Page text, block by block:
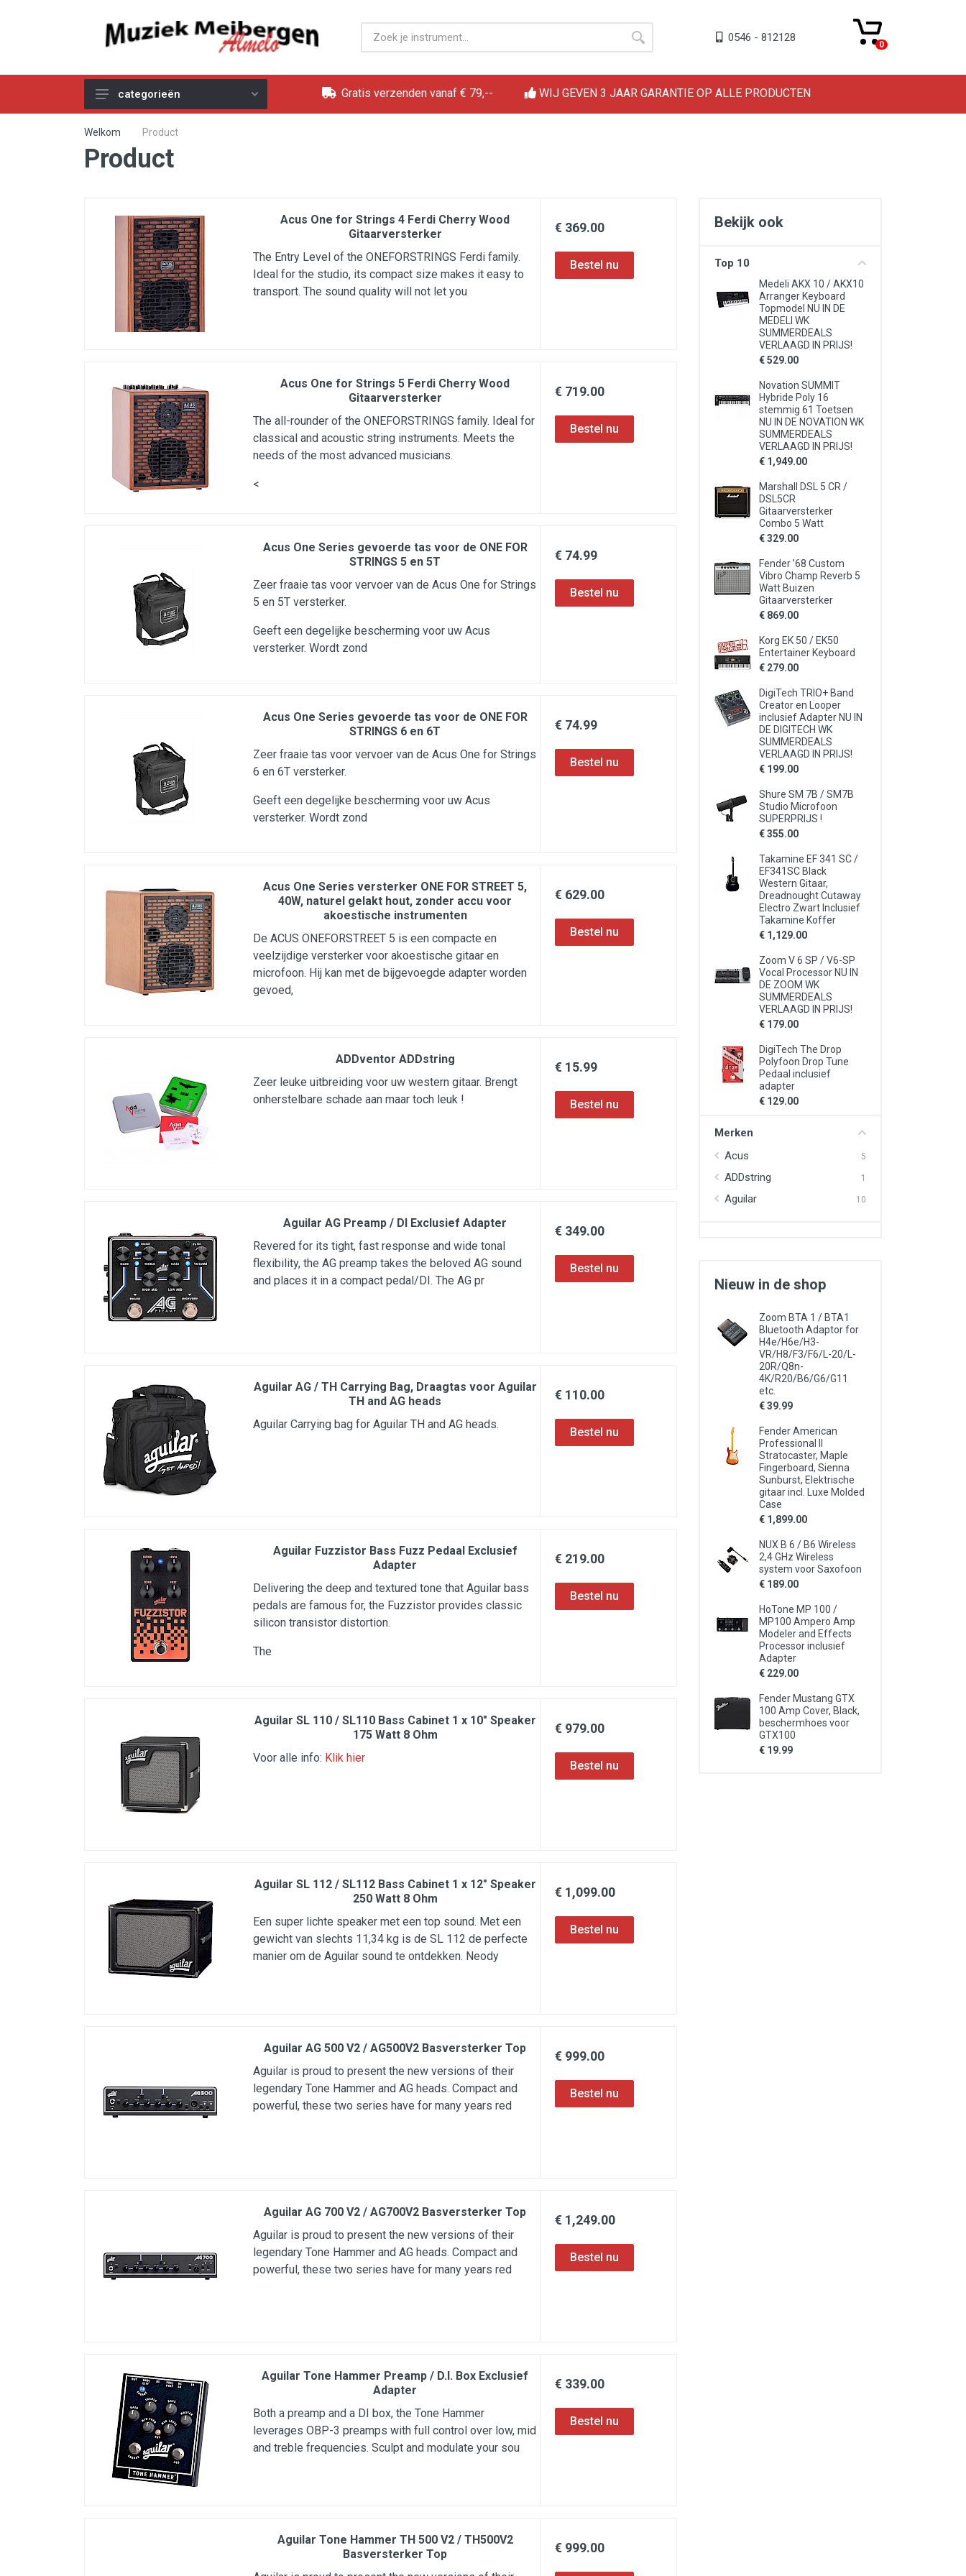
0546 - 812128
0
Akoestische Gitaren
Elektrische & Basgitaren
Toetsinstrumenten
Pro Audio
Snaren
Microfoons
Drums & Percussie
DJ gear
Blaasinstrumenten
Algemeen & Overig
OPRUIMING VOT MET DEN
categorieën Gratis verzenden vanaf € 79,-- WIJ GEVEN 3 JAAR GARANTIE OP ALLE PRODUCTEN
Welkom Product
Product
Acus One for Strings 4 Ferdi Cherry Wood
Gitaarversterker
The Entry Level of the ONEFORSTRINGS Ferdi family.
Ideal for the studio, its compact size makes it easy to
transport. The sound quality will not let you
€ 369.00
Acus One for Strings 5 Ferdi Cherry Wood
Gitaarversterker
The all-rounder of the ONEFORSTRINGS family. Ideal for
classical and acoustic string instruments. Meets the
needs of the most advanced musicians.
<
€ 719.00
Acus One Series gevoerde tas voor de ONE FOR
STRINGS 5 en 5T
Zeer fraaie tas voor vervoer van de Acus One for Strings
5 en 5T versterker.
Geeft een degelijke bescherming voor uw Acus
versterker. Wordt zond
€ 74.99
Acus One Series gevoerde tas voor de ONE FOR
STRINGS 6 en 6T
Zeer fraaie tas voor vervoer van de Acus One for Strings
6 en 6T versterker.
Geeft een degelijke bescherming voor uw Acus
versterker. Wordt zond
€ 74.99
Acus One Series versterker ONE FOR STREET 5,
40W, naturel gelakt hout, zonder accu voor
akoestische instrumenten
De ACUS ONEFORSTREET 5 is een compacte en
veelzijdige versterker voor akoestische gitaar en
microfoon. Hij kan met de bijgevoegde adapter worden
gevoed,
€ 629.00
ADDventor ADDstring
Zeer leuke uitbreiding voor uw western gitaar. Brengt
onherstelbare schade aan maar toch leuk !
€ 15.99
Aguilar AG Preamp / DI Exclusief Adapter
Revered for its tight, fast response and wide tonal
flexibility, the AG preamp takes the beloved AG sound
and places it in a compact pedal/DI. The AG pr
€ 349.00
Aguilar AG / TH Carrying Bag, Draagtas voor Aguilar
TH and AG heads
Aguilar Carrying bag for Aguilar TH and AG heads.
€ 110.00
Aguilar Fuzzistor Bass Fuzz Pedaal Exclusief
Adapter
Delivering the deep and textured tone that Aguilar bass
pedals are famous for, the Fuzzistor provides classic
silicon transistor distortion.
The
€ 219.00
Aguilar SL 110 / SL110 Bass Cabinet 1 x 10" Speaker
175 Watt 8 Ohm
Voor alle info: Klik hier
€ 979.00
Aguilar SL 112 / SL112 Bass Cabinet 1 x 12" Speaker
250 Watt 8 Ohm
Een super lichte speaker met een top sound. Met een
gewicht van slechts 11,34 kg is de SL 112 de perfecte
manier om de Aguilar sound te ontdekken. Neody
€ 1,099.00
Aguilar AG 500 V2 / AG500V2 Basversterker Top
Aguilar is proud to present the new versions of their
legendary Tone Hammer and AG heads. Compact and
powerful, these two series have for many years red
€ 999.00
Aguilar AG 700 V2 / AG700V2 Basversterker Top
Aguilar is proud to present the new versions of their
legendary Tone Hammer and AG heads. Compact and
powerful, these two series have for many years red
€ 1,249.00
Aguilar Tone Hammer Preamp / D.I. Box Exclusief
Adapter
Both a preamp and a DI box, the Tone Hammer
leverages OBP-3 preamps with full control over low, mid
and treble frequencies. Sculpt and modulate your sou
€ 339.00
Aguilar Tone Hammer TH 500 V2 / TH500V2
Basversterker Top
€ 999.00
Bekijk ook
Top 10
Medeli AKX 10 / AKX10
Arranger Keyboard
Topmodel NU IN DE
MEDELI WK
SUMMERDEALS
VERLAAGD IN PRIJS!
€ 529.00
Novation SUMMIT
Hybride Poly 16
stemmig 61 Toetsen
NU IN DE NOVATION WK
SUMMERDEALS
VERLAAGD IN PRIJS!
€ 1,949.00
Marshall DSL 5 CR /
DSL5CR
Gitaarversterker
Combo 5 Watt
€ 329.00
Fender ’68 Custom
Vibro Champ Reverb 5
Watt Buizen
Gitaarversterker
€ 869.00
Korg EK 50 / EK50
Entertainer Keyboard
€ 279.00
DigiTech TRIO+ Band
Creator en Looper
inclusief Adapter NU IN
DE DIGITECH WK
SUMMERDEALS
VERLAAGD IN PRIJS!
€ 199.00
Shure SM 7B / SM7B
Studio Microfoon
SUPERPRIJS !
€ 355.00
Takamine EF 341 SC /
EF341SC Black
Western Gitaar,
Dreadnought Cutaway
Electro Zwart Inclusief
Takamine Koffer
€ 1,129.00
Zoom V 6 SP / V6-SP
Vocal Processor NU IN
DE ZOOM WK
SUMMERDEALS
VERLAAGD IN PRIJS!
€ 179.00
DigiTech The Drop
Polyfoon Drop Tune
Pedaal inclusief
adapter
€ 129.00
Merken
Acus
5
ADDstring 1
Aguilar 10
Nieuw in de shop
Zoom BTA 1 / BTA1
Bluetooth Adaptor for
H4e/H6e/H3-
VR/H8/F3/F6/L-20/L-
20R/Q8n-
4K/R20/B6/G6/G11
etc.
€ 39.99
Fender American
Professional II
Stratocaster, Maple
Fingerboard, Sienna
Sunburst, Elektrische
gitaar incl. Luxe Molded
Case
€ 1,899.00
NUX B 6 / B6 Wireless
2,4 GHz Wireless
system voor Saxofoon
€ 189.00
HoTone MP 100 /
MP100 Ampero Amp
Modeler and Effects
Processor inclusief
Adapter
€ 229.00
Fender Mustang GTX
100 Amp Cover, Black,
beschermhoes voor
GTX100
€ 19.99